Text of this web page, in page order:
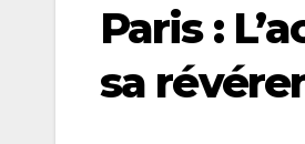
Paris :
sa